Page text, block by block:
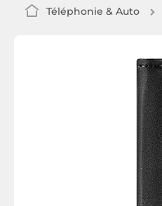
Téléphonie & Auto